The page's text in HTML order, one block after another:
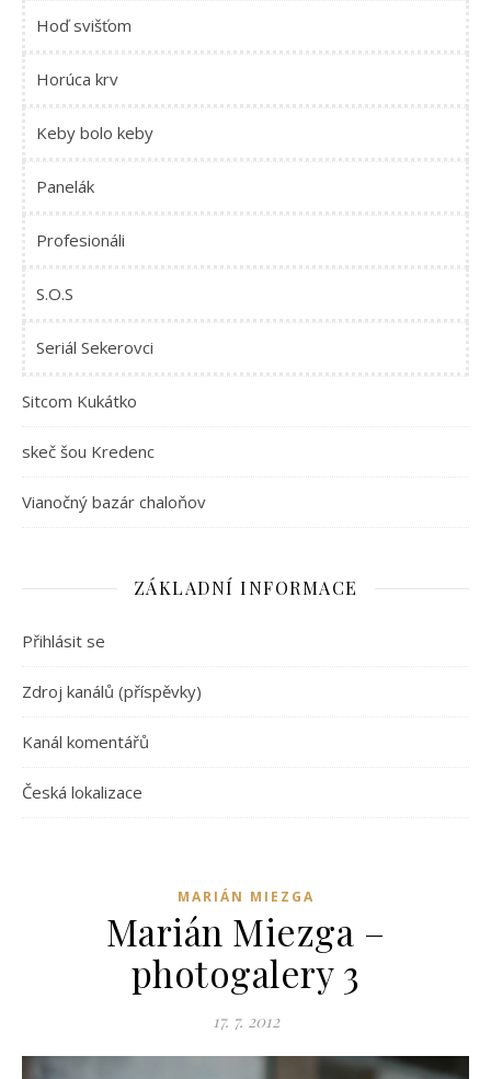
Hoď svišťom
Horúca krv
Keby bolo keby
Panelák
Profesionáli
S.O.S
Seriál Sekerovci
Sitcom Kukátko
skeč šou Kredenc
Vianočný bazár chaloňov
ZÁKLADNÍ INFORMACE
Přihlásit se
Zdroj kanálů (příspěvky)
Kanál komentářů
Česká lokalizace
MARIÁN MIEZGA
Marián Miezga –
photogalery 3
17. 7. 2012